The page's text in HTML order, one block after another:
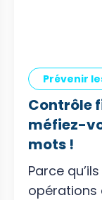
Prévenir
Contrôle
méfiez-
mots !
Parce
opérations